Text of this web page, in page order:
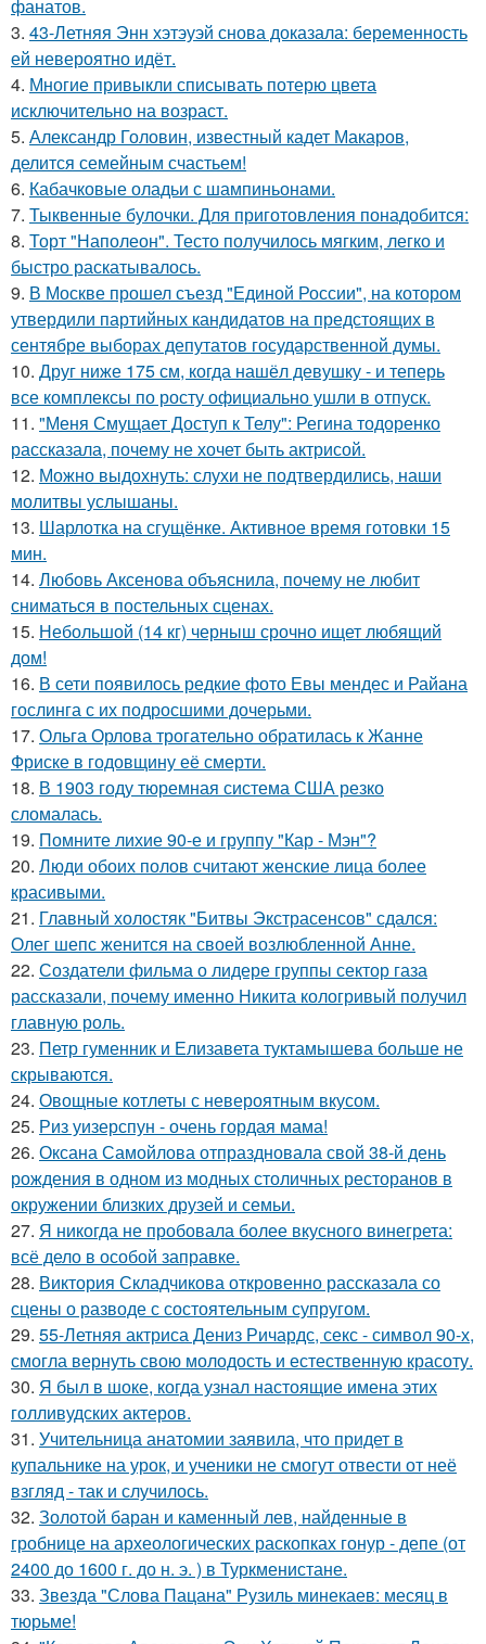
фанатов.
3. 43-Летняя Энн хэтэуэй снова доказала: беременность
ей невероятно идёт.
4. Многие привыкли списывать потерю цвета
исключительно на возраст.
5. Александр Головин, известный кадет Макаров,
делится семейным счастьем!
6. Кабачковые оладьи с шампиньонами.
7. Тыквенные булочки. Для приготовления понадобится:
8. Торт "Наполеон". Тесто получилось мягким, легко и
быстро раскатывалось.
9. В Москве прошел съезд "Единой России", на котором
утвердили партийных кандидатов на предстоящих в
сентябре выборах депутатов государственной думы.
10. Друг ниже 175 см, когда нашёл девушку - и теперь
все комплексы по росту официально ушли в отпуск.
11. "Меня Смущает Доступ к Телу": Регина тодоренко
рассказала, почему не хочет быть актрисой.
12. Можно выдохнуть: слухи не подтвердились, наши
молитвы услышаны.
13. Шарлотка на сгущёнке. Активное время готовки 15
мин.
14. Любовь Аксенова объяснила, почему не любит
сниматься в постельных сценах.
15. Небольшой (14 кг) черныш срочно ищет любящий
дом!
16. В сети появилось редкие фото Евы мендес и Райана
гослинга с их подросшими дочерьми.
17. Ольга Орлова трогательно обратилась к Жанне
Фриске в годовщину её смерти.
18. В 1903 году тюремная система США резко
сломалась.
19. Помните лихие 90-е и группу "Кар - Мэн"?
20. Люди обоих полов считают женские лица более
красивыми.
21. Главный холостяк "Битвы Экстрасенсов" сдался:
Олег шепс женится на своей возлюбленной Анне.
22. Создатели фильма о лидере группы сектор газа
рассказали, почему именно Никита кологривый получил
главную роль.
23. Петр гуменник и Елизавета туктамышева больше не
скрываются.
24. Овощные котлеты с невероятным вкусом.
25. Риз уизерспун - очень гордая мама!
26. Оксана Самойлова отпраздновала свой 38-й день
рождения в одном из модных столичных ресторанов в
окружении близких друзей и семьи.
27. Я никогда не пробовала более вкусного винегрета:
всё дело в особой заправке.
28. Виктория Складчикова откровенно рассказала со
сцены о разводе с состоятельным супругом.
29. 55-Летняя актриса Дениз Ричардс, секс - символ 90-х,
смогла вернуть свою молодость и естественную красоту.
30. Я был в шоке, когда узнал настоящие имена этих
голливудских актеров.
31. Учительница анатомии заявила, что придет в
купальнике на урок, и ученики не смогут отвести от неё
взгляд - так и случилось.
32. Золотой баран и каменный лев, найденные в
гробнице на археологических раскопках гонур - депе (от
2400 до 1600 г. до н. э. ) в Туркменистане.
33. Звезда "Слова Пацана" Рузиль минекаев: месяц в
тюрьме!